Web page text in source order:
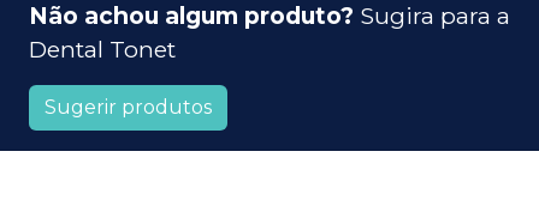
Não achou algum produto? Sugira para a
Dental Tonet
Sugerir produtos